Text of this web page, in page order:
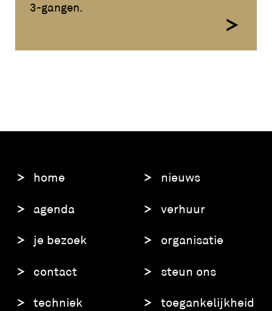
3-gangen.
home
agenda
je bezoek
contact
techniek
nieuws
verhuur
organisatie
steun ons
toegankelijkheid